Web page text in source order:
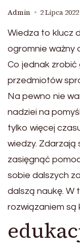
Admin 2 Lipca 2022
Wiedza to klucz
ogromnie ważny
Co jednak zrobić
przedmiotów
Na pewno nie
nadziei na
tylko więcej
wiedzy. Zdarzają
zasięgnąć
sobie dalszych
dalszą naukę. W
rozwiązaniem są